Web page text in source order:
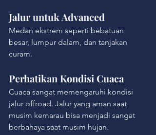
Jalur untuk Advanced
Medan ekstrem seperti bebatuan
besar, lumpur dalam, dan tanjakan
curam.
Perhatikan Kondisi Cuaca
Cuaca sangat memengaruhi kondisi
jalur offroad. Jalur yang aman saat
musim kemarau bisa menjadi sangat
berbahaya saat musim hujan.